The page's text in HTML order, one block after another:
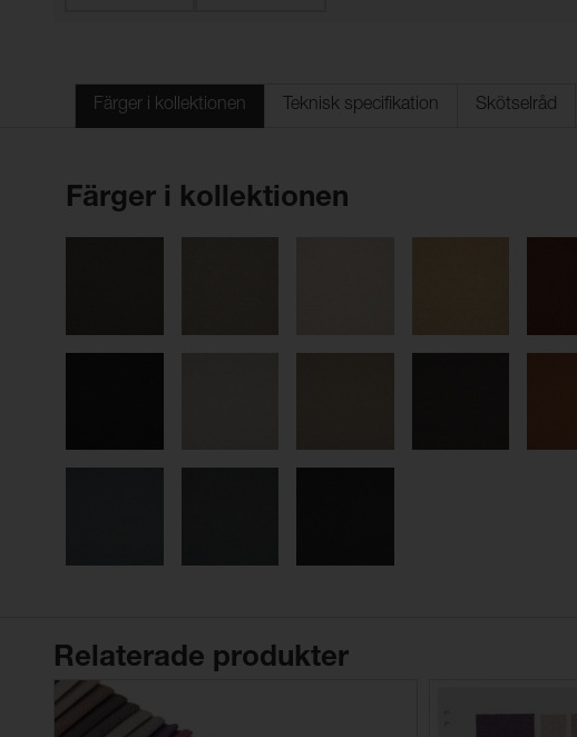
Färger i kollektionen Teknisk specifikation Skötselråd
Färger i kollektionen
Relaterade produkter